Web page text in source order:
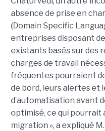
absence de prise en
(Domain Specific
entreprises disposant
existants basés sur des
charges de travail
fréquentes pourraient
de bord, leurs alertes et
d’automatisation avant
optimisé, ce qui pourrait
migration », a expliqué